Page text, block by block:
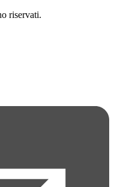
riservati.